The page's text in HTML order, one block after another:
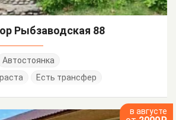
Рыбзаводская 88
Автостоянка
Есть трансфер
в августе